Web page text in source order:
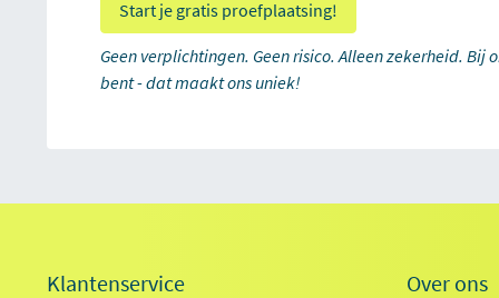
Start je gratis proefplaatsing!
Geen verplichtingen. Geen risico. Alleen zekerheid.
bent - dat maakt ons uniek!
Klantenservice Over ons